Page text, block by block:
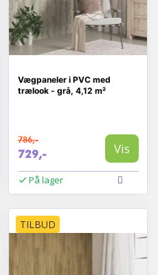
Vægpaneler i PVC med
trælook - grå, 4,12 m²
786,-
729,- Vis
På lager
TILBUD